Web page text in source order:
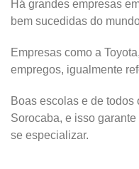
Há grandes empresas
bem sucedidas do
Empresas como a
empregos, igualmente
Boas escolas e de todos
Sorocaba, e isso
se especializar.